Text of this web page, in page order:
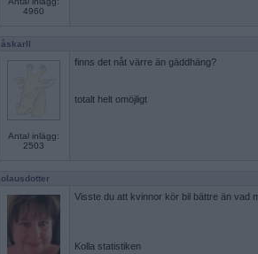
4960
åskarll
Antal inlägg:
2503
finns det nåt värre än gäddhäng?
totalt helt omöjligt
olausdotter
Visste du att kvinnor kör bil bättre än vad
Kolla statistiken